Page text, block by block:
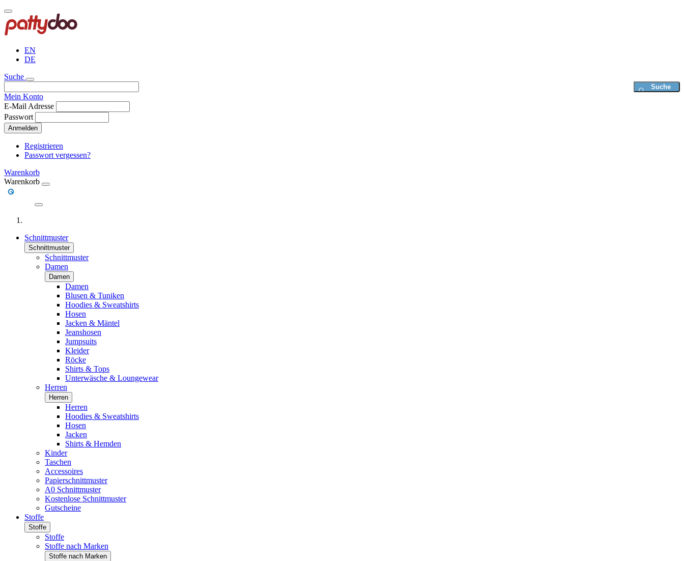
Direkt
zum
Inhalt
EN
DE
Suche
Mein Konto
E-Mail Adresse
Passwort
Anmelden
Registrieren
Passwort vergessen?
Warenkorb
Warenkorb
Schnittmuster
Schnittmuster
Schnittmuster
Damen
Damen
Damen
Blusen & Tuniken
Hoodies & Sweatshirts
Hosen
Jacken & Mäntel
Jeanshosen
Jumpsuits
Kleider
Röcke
Shirts & Tops
Unterwäsche & Loungewear
Herren
Herren
Herren
Hoodies & Sweatshirts
Hosen
Jacken
Shirts & Hemden
Kinder
Taschen
Accessoires
Papierschnittmuster
A0 Schnittmuster
Kostenlose Schnittmuster
Gutscheine
Stoffe
Stoffe
Stoffe
Stoffe nach Marken
Stoffe nach Marken